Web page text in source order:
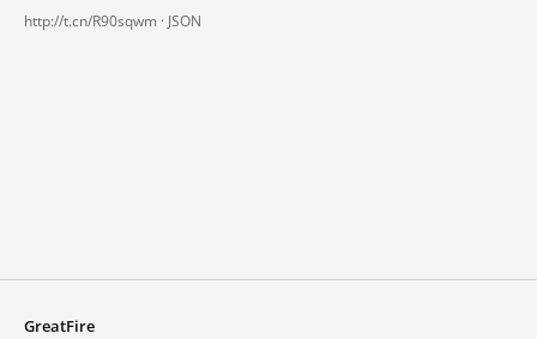
http://t.cn/R90sqwm · JSON
GreatFire